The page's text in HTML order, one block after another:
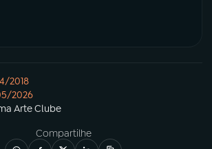
2018
2026
Arte Clube
Compartilhe